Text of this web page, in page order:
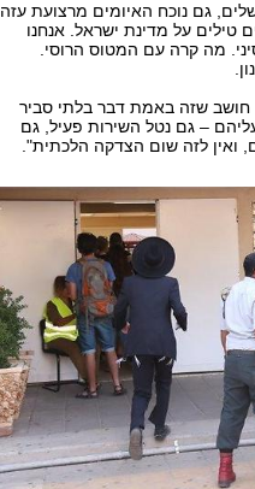
גם נוכח האיומים מרצועת עזה
טילים על מדינת ישראל. אנחנו
מה קרה עם המטוס הרוסי.
חושב שזה באמת דבר בלתי סביר
– גם נטל השירות פעיל, גם
ואין לזה שום הצדקה הלכתית".